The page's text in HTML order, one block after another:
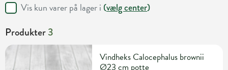
Vis kun varer på lager i (vælg center)
Produkter3
Vindheks Calocephalus brownii
Ø23 cm potte